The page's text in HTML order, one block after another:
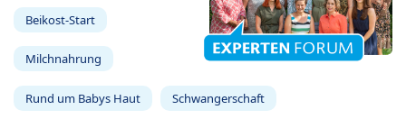
Beikost-Start
Milchnahrung
Rund um Babys Haut Schwangerschaft